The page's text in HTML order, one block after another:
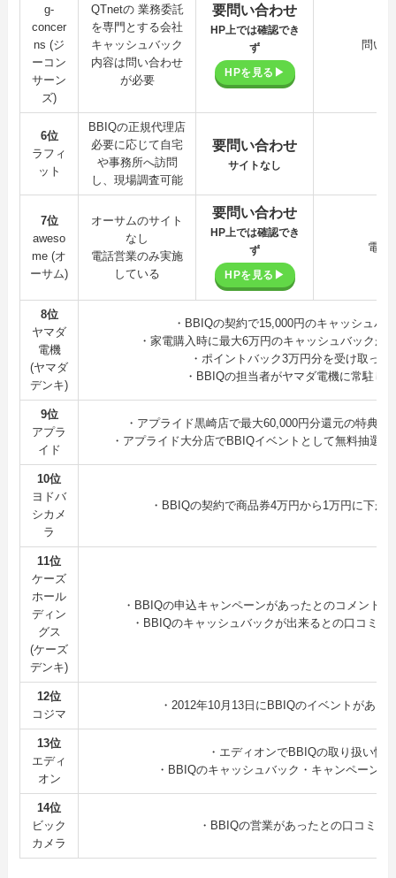
g-
concer
ns (ジ
ーコン
サーン
ズ)
QTnetの 業務委託
を専門とする会社
キャッシュバック
内容は問い合わせ
が必要
要問い合わせ
HP上では確認でき
ず
HPを見る▶
問い
6位
ラフィ
ット
BBIQの正規代理店
必要に応じて自宅
や事務所へ訪問
し、現場調査可能
要問い合わせ
サイトなし
7位
aweso
me (オ
ーサム)
オーサムのサイト
なし
電話営業のみ実施
している
要問い合わせ
HP上では確認でき
ず
HPを見る▶
電話
8位
ヤマダ
電機
(ヤマダ
デンキ)
・BBIQの契約で15,000円のキャッシュバ
・家電購入時に最大6万円のキャッシュバックが
・ポイントバック3万円分を受け取った
・BBIQの担当者がヤマダ電機に常駐し
9位
アプラ
イド
・アプライド黒崎店で最大60,000円分還元の特典あ
・アプライド大分店でBBIQイベントとして無料抽選
10位
ヨドバ
シカメ
ラ
・BBIQの契約で商品券4万円から1万円に下が
11位
ケーズ
ホール
ディン
グス
(ケーズ
デンキ)
・BBIQの申込キャンペーンがあったとのコメント
・BBIQのキャッシュバックが出来るとの口コミも
12位
コジマ
・2012年10月13日にBBIQのイベントがあっ
13位
エディ
オン
・エディオンでBBIQの取り扱い情
・BBIQのキャッシュバック・キャンペーン
14位
ビック
カメラ
・BBIQの営業があったとの口コミが